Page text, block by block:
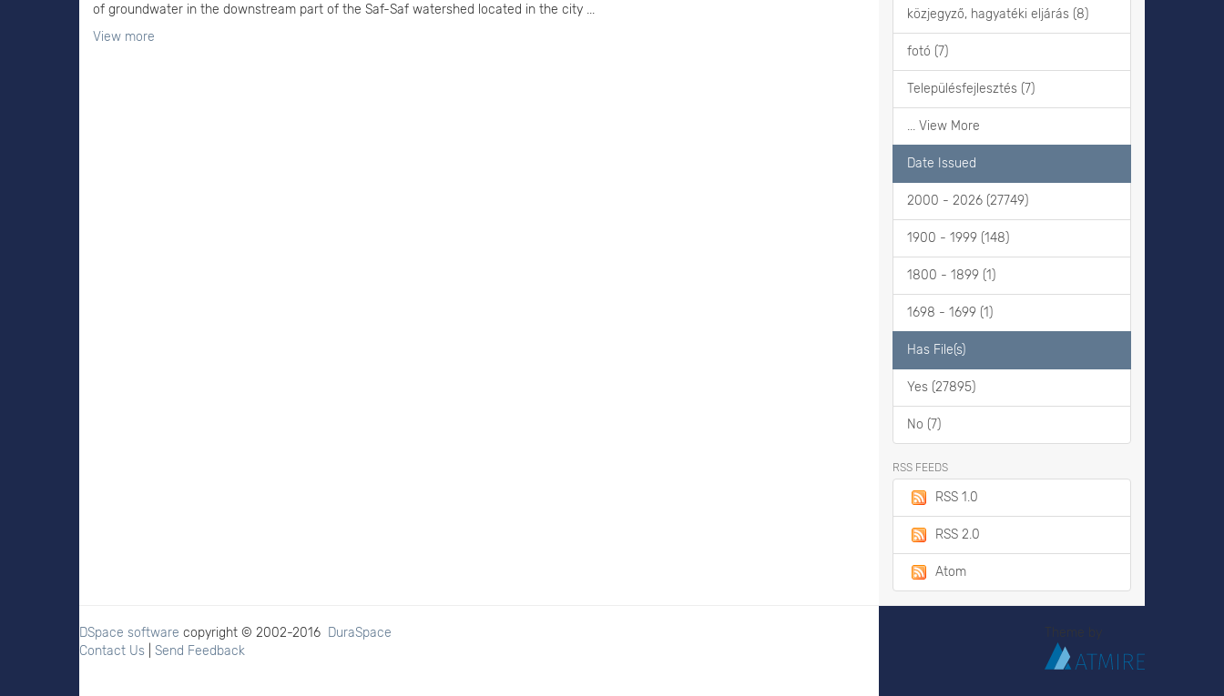
of groundwater in the downstream part of the Saf-Saf watershed located in the city ...
View more
közjegyző, hagyatéki eljárás (8)
fotó (7)
Településfejlesztés (7)
... View More
Date Issued
2000 - 2026 (27749)
1900 - 1999 (148)
1800 - 1899 (1)
1698 - 1699 (1)
Has File(s)
Yes (27895)
No (7)
RSS FEEDS
RSS 1.0
RSS 2.0
Atom
DSpace software copyright © 2002-2016 DuraSpace
Contact Us
Send Feedback
Theme by